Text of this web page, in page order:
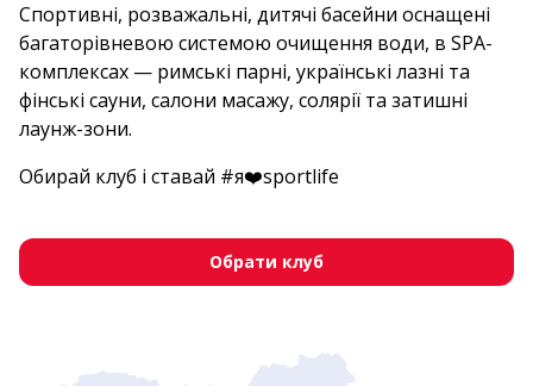
Спортивні, розважальні, дитячі басейни оснащені
багаторівневою системою очищення води, в SPA-
комплексах — римські парні, українські лазні та
фінські сауни, салони масажу, солярії та затишні
лаунж-зони.
Обирай клуб і ставай #я❤️sportlife
Обрати клуб